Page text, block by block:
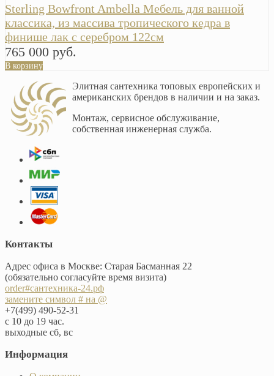
Sterling Bowfront Ambella Мебель для ванной
классика, из массива тропического кедра в
финише лак с серебром 122см
765 000 руб.
В корзину
Элитная сантехника топовых европейских и
американских брендов в наличии и на заказ.
Монтаж, сервисное обслуживание,
собственная инженерная служба.
Контакты
Адрес офиса в Москве: Старая Басманная 22
(обязательно согласуйте время визита)
order#сантехника-24.рф
замените символ # на @
+7(499) 490-52-31
с 10 до 19 час.
выходные сб, вс
Информация